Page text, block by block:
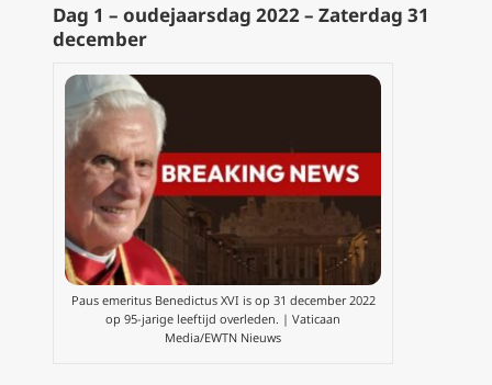
Dag 1 – oudejaarsdag 2022 – Zaterdag 31
december
Paus emeritus Benedictus XVI is op 31 december 2022
op 95-jarige leeftijd overleden. | Vaticaan
Media/EWTN Nieuws